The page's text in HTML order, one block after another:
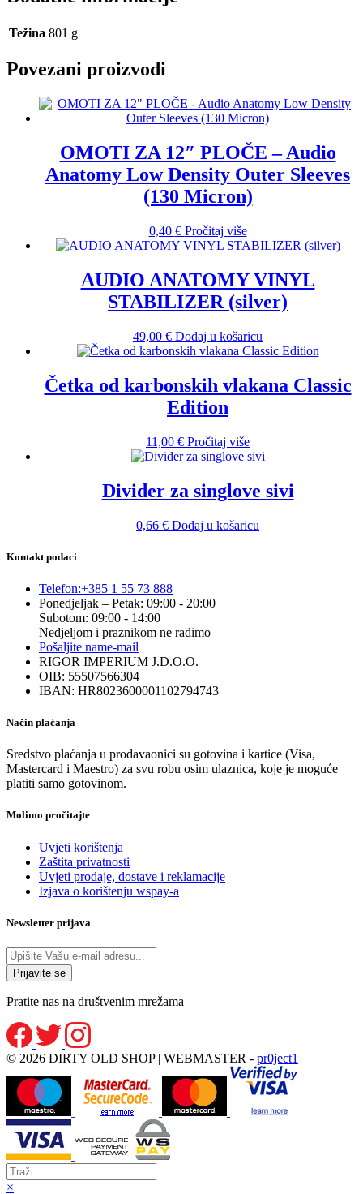
Težina 801 g
Povezani proizvodi
OMOTI ZA 12″ PLOČE – Audio
Anatomy Low Density Outer Sleeves
(130 Micron)
0,40 € Pročitaj više
AUDIO ANATOMY VINYL
STABILIZER (silver)
49,00 € Dodaj u košaricu
Četka od karbonskih vlakana Classic
Edition
11,00 € Pročitaj više
Divider za singlove sivi
0,66 € Dodaj u košaricu
Kontakt podaci
Telefon:+385 1 55 73 888
Ponedjeljak – Petak: 09:00 - 20:00
Subotom: 09:00 - 14:00
Nedjeljom i praznikom ne radimo
Pošaljite name-mail
RIGOR IMPERIUM J.D.O.O.
OIB: 55507566304
IBAN: HR8023600001102794743
Način plaćanja
Sredstvo plaćanja u prodavaonici su gotovina i kartice (Visa,
Mastercard i Maestro) za svu robu osim ulaznica, koje je moguće
platiti samo gotovinom.
Molimo pročitajte
Uvjeti korištenja
Zaštita privatnosti
Uvjeti prodaje, dostave i reklamacije
Izjava o korištenju wspay-a
Newsletter prijava
Pratite nas na društvenim mrežama
© 2026 DIRTY OLD SHOP | WEBMASTER - pr0ject1
×